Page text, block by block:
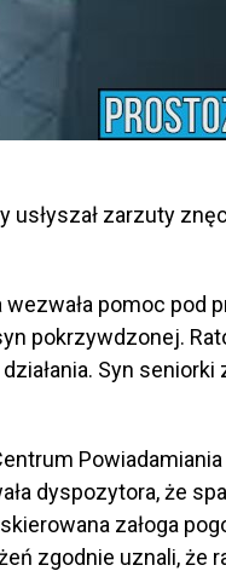
usłyszał zarzuty
pomoc pod
pokrzywdzonej.
Syn seniorki
dyspozytora, że
załoga
zgodnie uznali, że